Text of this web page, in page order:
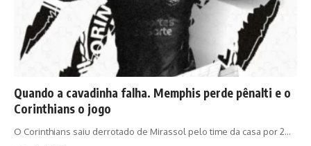
Quando a cavadinha falha. Memphis perde pênalti e o
Corinthians o jogo
O Corinthians saiu derrotado de Mirassol pelo time da casa por 2…